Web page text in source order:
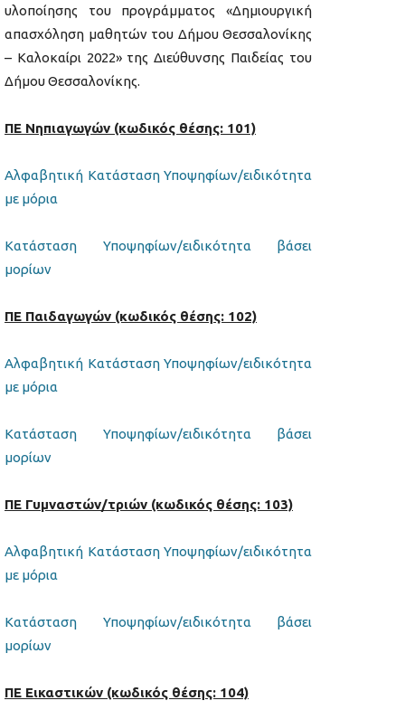
υλοποίησης του προγράμματος «Δημιουργική
απασχόληση μαθητών του Δήμου Θεσσαλονίκης
– Καλοκαίρι 2022» της Διεύθυνσης Παιδείας του
Δήμου Θεσσαλονίκης.
ΠΕ Νηπιαγωγών (κωδικός θέσης: 101)
Αλφαβητική Κατάσταση Υποψηφίων/ειδικότητα
με μόρια
Κατάσταση Υποψηφίων/ειδικότητα βάσει
μορίων
ΠΕ Παιδαγωγών (κωδικός θέσης: 102)
Αλφαβητική Κατάσταση Υποψηφίων/ειδικότητα
με μόρια
Κατάσταση Υποψηφίων/ειδικότητα βάσει
μορίων
ΠΕ Γυμναστών/τριών (κωδικός θέσης: 103)
Αλφαβητική Κατάσταση Υποψηφίων/ειδικότητα
με μόρια
Κατάσταση Υποψηφίων/ειδικότητα βάσει
μορίων
ΠΕ Εικαστικών (κωδικός θέσης: 104)